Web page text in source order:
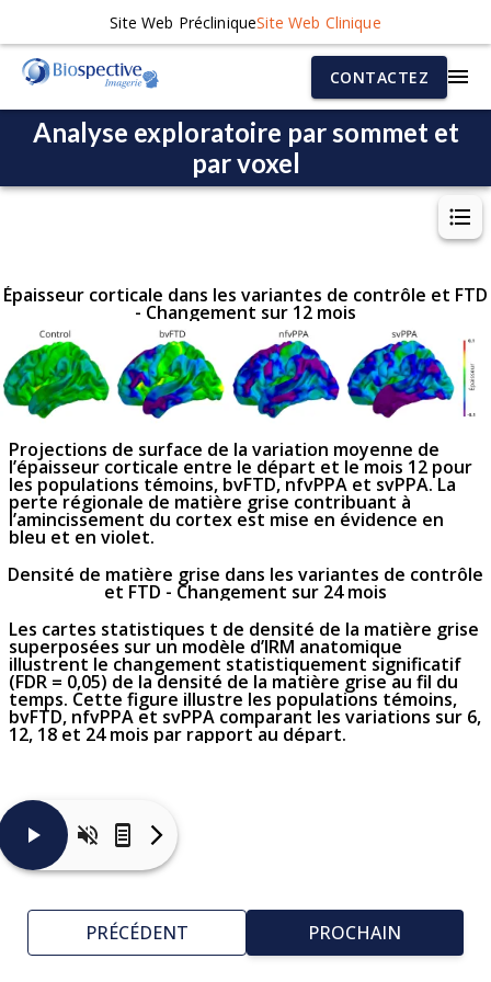
Site Web PrécliniqueSite Web Clinique
CONTACTEZ
Analyse exploratoire par sommet et
par voxel
Épaisseur corticale dans les variantes de contrôle et FTD
- Changement sur 12 mois
Projections de surface de la variation moyenne de
l’épaisseur corticale entre le départ et le mois 12 pour
les populations témoins, bvFTD, nfvPPA et svPPA. La
perte régionale de matière grise contribuant à
l’amincissement du cortex est mise en évidence en
bleu et en violet.
Densité de matière grise dans les variantes de contrôle
et FTD - Changement sur 24 mois
Les cartes statistiques t de densité de la matière grise
superposées sur un modèle d’IRM anatomique
illustrent le changement statistiquement significatif
(FDR = 0,05) de la densité de la matière grise au fil du
temps. Cette figure illustre les populations témoins,
bvFTD, nfvPPA et svPPA comparant les variations sur 6,
12, 18 et 24 mois par rapport au départ.
Les
d’épaisseur
sommet
PRÉCÉDENT PROCHAIN